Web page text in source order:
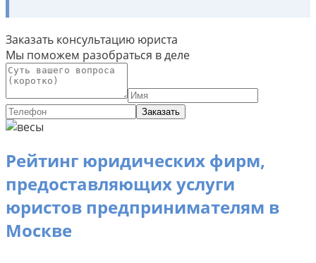
Заказать консультацию юриста
Мы поможем разобраться в деле
Заказать
Рейтинг юридических фирм,
предоставляющих услуги
юристов предпринимателям в
Москве